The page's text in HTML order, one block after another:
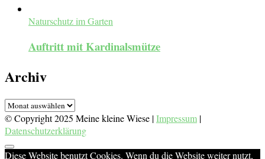
Naturschutz im Garten
Auftritt mit Kardinalsmütze
Archiv
Archiv
© Copyright 2025 Meine kleine Wiese |Impressum |
Datenschutzerklärung
Diese Website benutzt Cookies. Wenn du die Website weiter nutzt,